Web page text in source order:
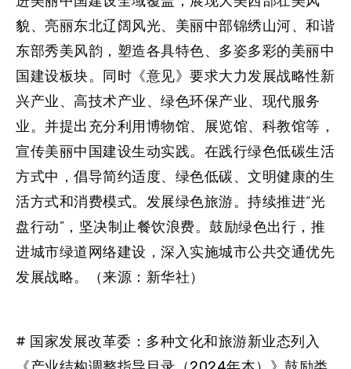
貌、亮丽东北辽阔风光、美丽中部锦绣山河、和谐
东部秀美风韵，塑造各具特色、多姿多彩的美丽中
国建设板块。同时《意见》要求大力发展战略性新
兴产业、高技术产业、绿色环保产业、现代服务
业。并提出充分利用博物馆、展览馆、科教馆等，
宣传美丽中国建设生动实践。在践行绿色低碳生活
方式中，倡导简约适度、绿色低碳、文明健康的生
活方式和消费模式。发展绿色旅游。持续推进“光
盘行动”，坚决制止餐饮浪费。鼓励绿色出行，推
进城市绿道网络建设，深入实施城市公共交通优先
发展战略。（来源：新华社）
# 国家发展改革委：多种文化和旅游新业态列入